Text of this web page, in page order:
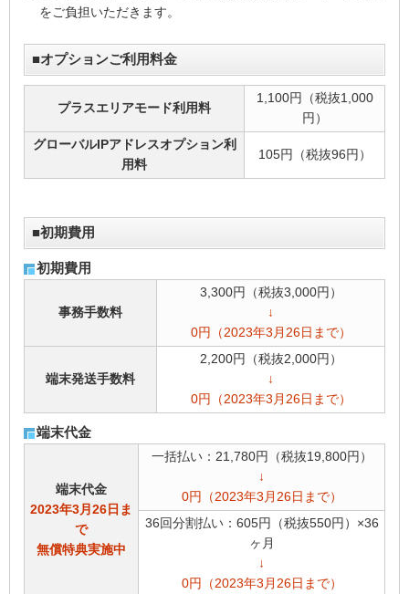
をご負担いただきます。
■オプションご利用料金
プラスエリアモード利用料
1,100円（税抜1,000
円）
グローバルIPアドレスオプション利
用料
105円（税抜96円）
■初期費用
初期費用
事務手数料
3,300円（税抜3,000円）
↓
0円（2023年3月26日まで）
端末発送手数料
2,200円（税抜2,000円）
↓
0円（2023年3月26日まで）
端末代金
端末代金
2023年3月26日ま
で
無償特典実施中
一括払い：21,780円（税抜19,800円）
↓
0円（2023年3月26日まで）
36回分割払い：605円（税抜550円）×36
ヶ月
↓
0円（2023年3月26日まで）